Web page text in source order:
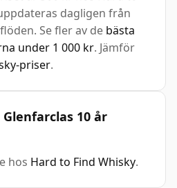
dagligen från
Se fler av de bästa
under 1 000 kr. Jämför
priser.
10 år
hos Hard to Find Whisky.